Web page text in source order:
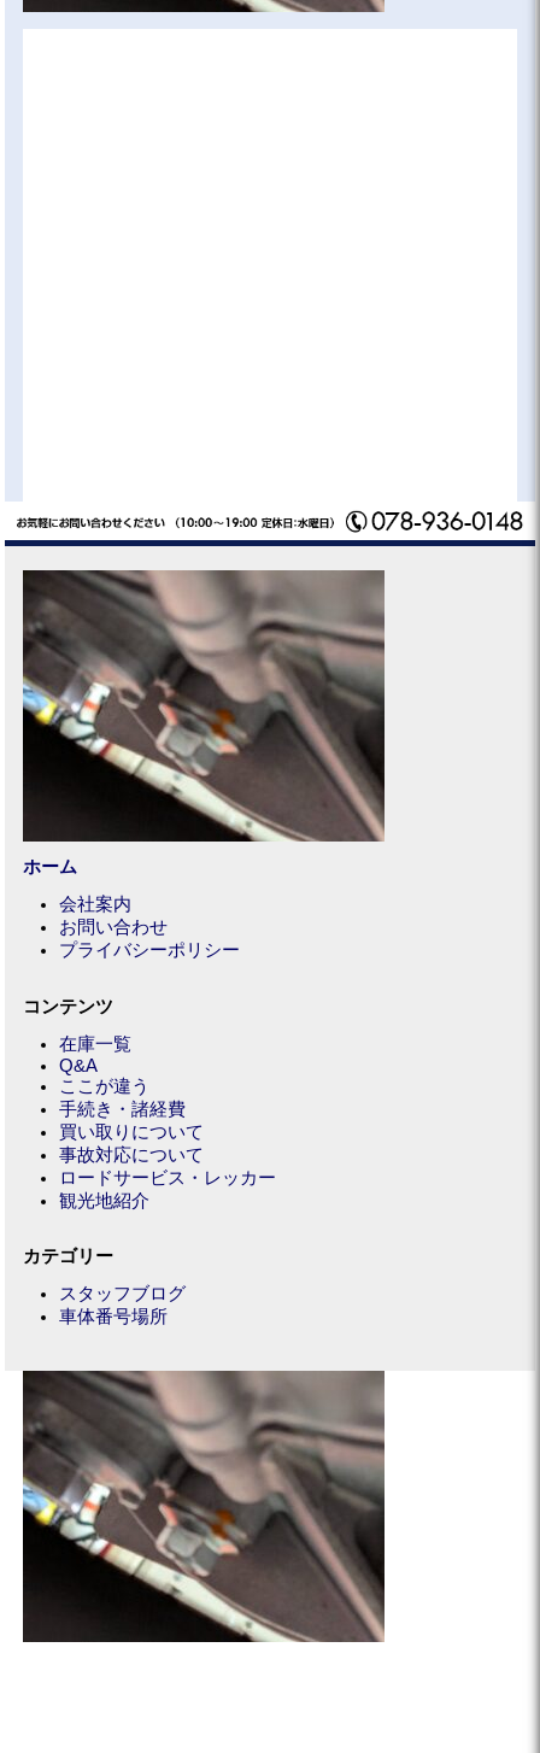
ホーム
会社案内
お問い合わせ
プライバシーポリシー
コンテンツ
在庫一覧
Q&A
ここが違う
手続き・諸経費
買い取りについて
事故対応について
ロードサービス・レッカー
観光地紹介
カテゴリー
スタッフブログ
車体番号場所